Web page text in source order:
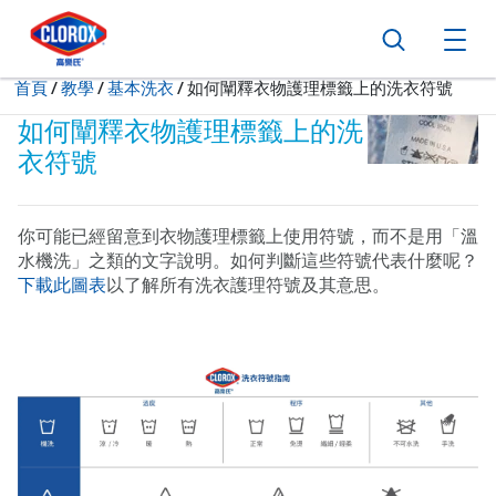
跳到主導航
跳轉至內容
跳到頁尾
搜尋
首頁/教學 基本洗衣 現在:
如何闡釋衣物護理標籤上的洗衣符號
如何闡釋衣物護理標籤上的洗
衣符號
你可能已經留意到衣物護理標籤上使用符號，而不是用「溫
水機洗」之類的文字說明。如何判斷這些符號代表什麼呢？
下載此圖表以了解所有洗衣護理符號及其意思。